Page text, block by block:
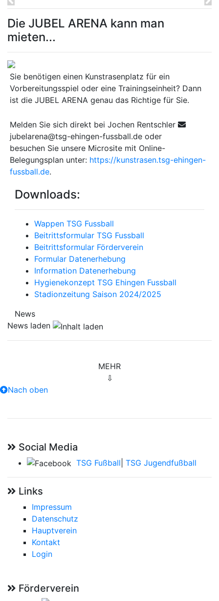
Previous
Die JUBEL ARENA kann man
mieten...
Sie benötigen einen Kunstrasenplatz für ein
Vorbereitungsspiel oder eine Trainingseinheit? Dann
ist die JUBEL ARENA genau das Richtige für Sie.
Melden Sie sich direkt bei Jochen Rentschler
jubelarena@tsg-ehingen-fussball.de oder
besuchen Sie unsere Microsite mit Online-
Belegungsplan unter: https://kunstrasen.tsg-ehingen-
fussball.de.
Downloads:
Wappen TSG Fussball
Beitrittsformular TSG Fussball
Beitrittsformular Förderverein
Formular Datenerhebung
Information Datenerhebung
Hygienekonzept TSG Ehingen Fussball
Stadionzeitung Saison 2024/2025
News
News laden
MEHR
⇩
Nach oben
Social Media
TSG Fußball TSG Jugendfußball
Links
Impressum
Datenschutz
Hauptverein
Kontakt
Login
Förderverein